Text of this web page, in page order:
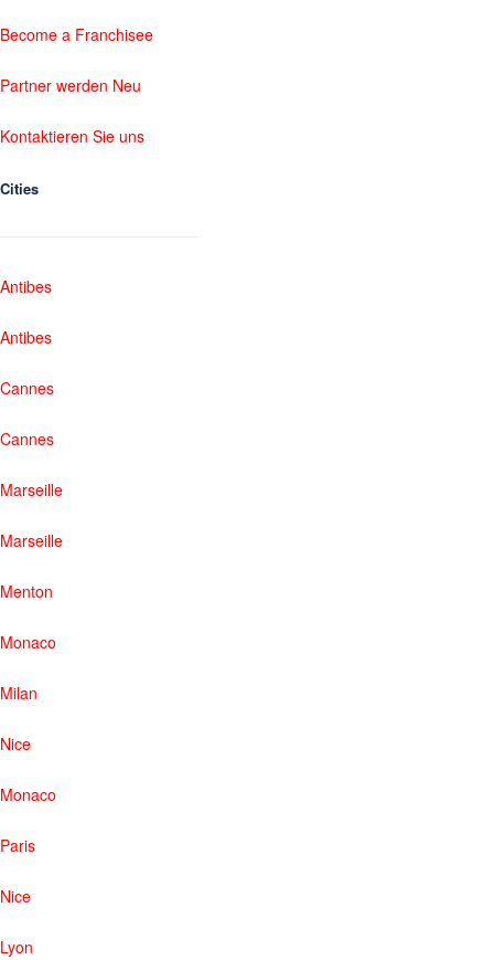
Become a Franchisee
Partner werden Neu
Kontaktieren Sie uns
Cities
Antibes
Antibes
Cannes
Cannes
Marseille
Marseille
Menton
Monaco
Milan
Nice
Monaco
Paris
Nice
Lyon